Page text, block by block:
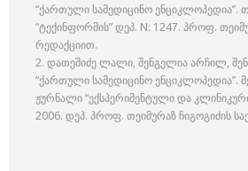
“ქართული სამედიცინო ენციკლოპედია”.
“ტექინფორმის” დეპ. N: 1247. პროფ.
რედაქციით.
2. დათეშიძე ლალი, შენგელია არჩილ,
“ქართული სამედიცინო ენციკლოპედია”.
ჟურნალი “ექსპერიმენტული და
2006. დეპ. პროფ. თეიმურაზ ჩიგოგიძის